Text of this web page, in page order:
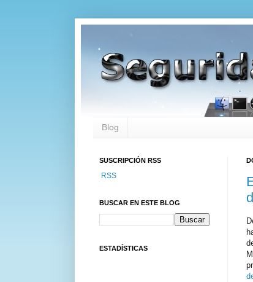
Blog
SUSCRIPCIÓN RSS
RSS
BUSCAR EN ESTE BLOG
ESTADÍSTICAS